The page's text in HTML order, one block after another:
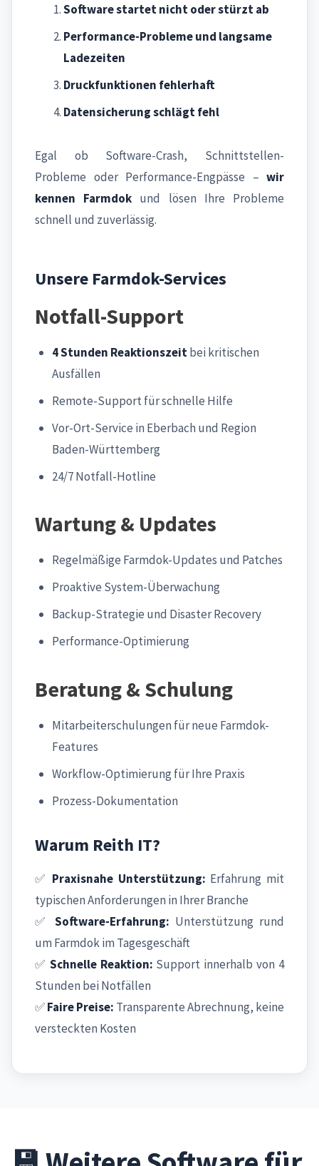
Software startet nicht oder stürzt ab
Performance-Probleme und langsame
Ladezeiten
Druckfunktionen fehlerhaft
Datensicherung schlägt fehl
Egal ob Software-Crash, Schnittstellen-
Probleme oder Performance-Engpässe – wir
kennen Farmdok und lösen Ihre Probleme
schnell und zuverlässig.
Unsere Farmdok-Services
Notfall-Support
4 Stunden Reaktionszeitbei kritischen
Ausfällen
Remote-Support für schnelle Hilfe
Vor-Ort-Service in Eberbach und Region
Baden-Württemberg
24/7 Notfall-Hotline
Wartung & Updates
Regelmäßige Farmdok-Updates und Patches
Proaktive System-Überwachung
Backup-Strategie und Disaster Recovery
Performance-Optimierung
Beratung & Schulung
Mitarbeiterschulungen für neue Farmdok-
Features
Workflow-Optimierung für Ihre Praxis
Prozess-Dokumentation
Warum Reith IT?
✅ Praxisnahe Unterstützung: Erfahrung mit
typischen Anforderungen in Ihrer Branche
✅ Software-Erfahrung: Unterstützung rund
um Farmdok im Tagesgeschäft
✅ Schnelle Reaktion: Support innerhalb von 4
Stunden bei Notfällen
✅Faire Preise: Transparente Abrechnung, keine
versteckten Kosten